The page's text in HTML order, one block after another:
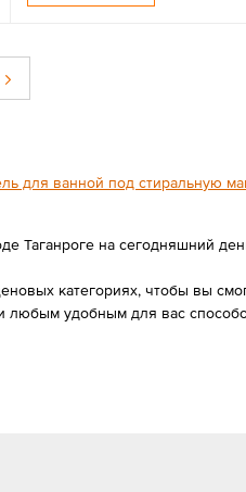
для ванной под стиральную
Таганроге на сегодняшний
категориях, чтобы вы
любым удобным для вас